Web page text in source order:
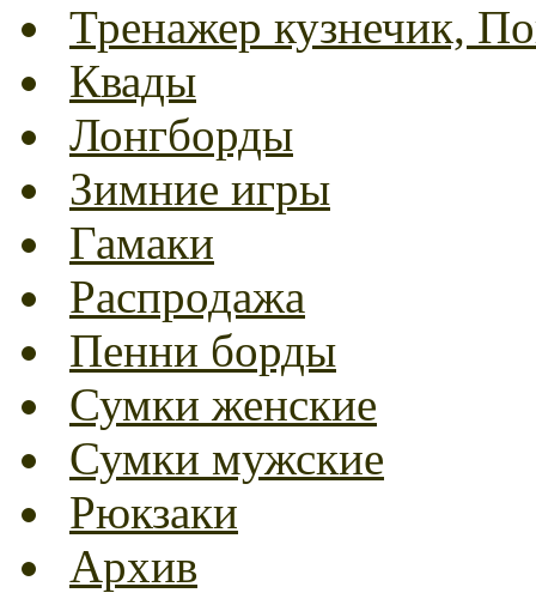
Тренажер кузнечик,
Квады
Лонгборды
Зимние игры
Гамаки
Распродажа
Пенни борды
Сумки женские
Сумки мужские
Рюкзаки
Архив